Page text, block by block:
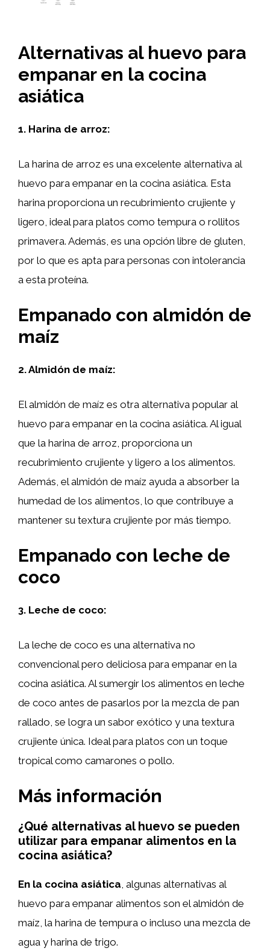
Alternativas al huevo para
empanar en la cocina
asiática
1. Harina de arroz:
La harina de arroz es una excelente alternativa al
huevo para empanar en la cocina asiática. Esta
harina proporciona un recubrimiento crujiente y
ligero, ideal para platos como tempura o rollitos
primavera. Además, es una opción libre de gluten,
por lo que es apta para personas con intolerancia
a esta proteína.
Empanado con almidón de
maíz
2. Almidón de maíz:
El almidón de maíz es otra alternativa popular al
huevo para empanar en la cocina asiática. Al igual
que la harina de arroz, proporciona un
recubrimiento crujiente y ligero a los alimentos.
Además, el almidón de maíz ayuda a absorber la
humedad de los alimentos, lo que contribuye a
mantener su textura crujiente por más tiempo.
Empanado con leche de
coco
3. Leche de coco:
La leche de coco es una alternativa no
convencional pero deliciosa para empanar en la
cocina asiática. Al sumergir los alimentos en leche
de coco antes de pasarlos por la mezcla de pan
rallado, se logra un sabor exótico y una textura
crujiente única. Ideal para platos con un toque
tropical como camarones o pollo.
Más información
¿Qué alternativas al huevo se pueden
utilizar para empanar alimentos en la
cocina asiática?
En la cocina asiática, algunas alternativas al
huevo para empanar alimentos son el almidón de
maíz, la harina de tempura o incluso una mezcla de
agua y harina de trigo.